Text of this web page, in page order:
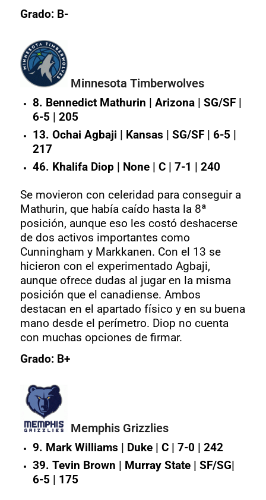
Grado: B-
Minnesota Timberwolves
8. Bennedict Mathurin | Arizona | SG/SF |
6-5 | 205
13. Ochai Agbaji | Kansas | SG/SF | 6-5 |
217
46. Khalifa Diop | None | C | 7-1 | 240
Se movieron con celeridad para conseguir a
Mathurin, que había caído hasta la 8ª
posición, aunque eso les costó deshacerse
de dos activos importantes como
Cunningham y Markkanen. Con el 13 se
hicieron con el experimentado Agbaji,
aunque ofrece dudas al jugar en la misma
posición que el canadiense. Ambos
destacan en el apartado físico y en su buena
mano desde el perímetro. Diop no cuenta
con muchas opciones de firmar.
Grado: B+
Memphis Grizzlies
9. Mark Williams | Duke | C | 7-0 | 242
39. Tevin Brown | Murray State | SF/SG|
6-5 | 175